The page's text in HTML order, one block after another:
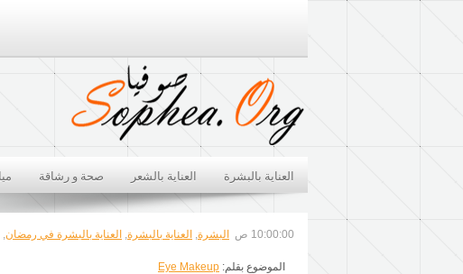
العناية بالبشرة العناية بالشعر صحة و رشاقة
10:00:00 ص البشرة, العناية بالبشرة, العناية بالبشرة في رمضان,
الموضوع بقلم: Eye Makeup